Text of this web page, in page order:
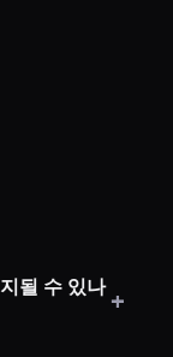
될 수 있나 +